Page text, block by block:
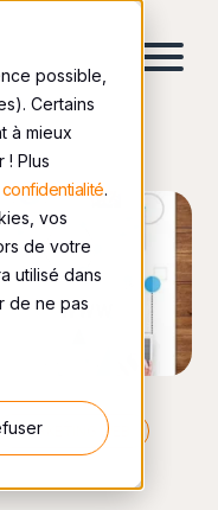
possible,
Certains
à mieux
! Plus
.
vos
de votre
utilisé dans
de ne pas
MARKETING WEB